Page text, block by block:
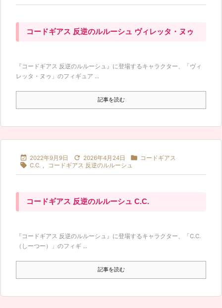
コードギアス 反逆のルルーシュ ヴィレッタ・ヌゥ
『コードギアス 反逆のルルーシュ』に登場するキャラクター、「ヴィ
レッタ・ヌゥ」のフィギュア ...
記事を読む
 2022年9月9日  2026年4月24日  コードギアス
 C.C. , コードギアス 反逆のルルーシュ
コードギアス 反逆のルルーシュ C.C.
『コードギアス 反逆のルルーシュ』に登場するキャラクター、「C.C.
（しーつー）」のフィギ ...
記事を読む